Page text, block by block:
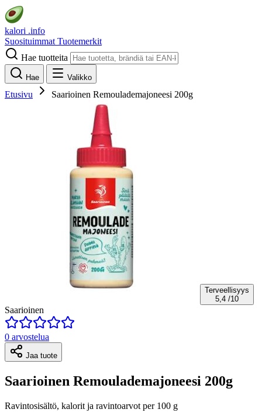
kalori .info
Suosituimmat Tuotemerkit
Hae tuotteita
Hae Valikko
Etusivu Saarioinen Remoulademajoneesi 200g
Terveellisyys
5,4 /10
Saarioinen
0 arvostelua
Jaa tuote
Saarioinen Remoulademajoneesi 200g
Ravintosisältö, kalorit ja ravintoarvot per 100 g